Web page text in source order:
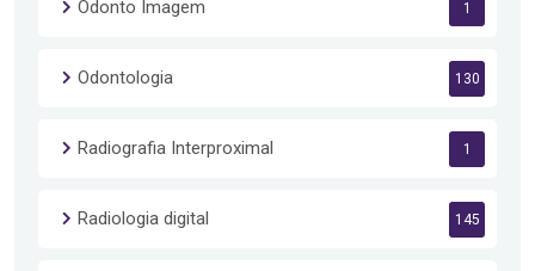
Odonto Imagem 1
Odontologia 130
Radiografia Interproximal 1
Radiologia digital 145